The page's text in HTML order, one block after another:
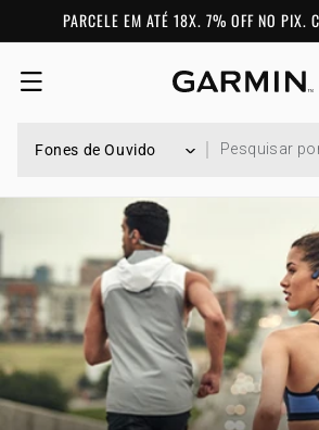
Pular para o conteúdo
PARCELE EM ATÉ 18X. 7% OFF NO PIX.